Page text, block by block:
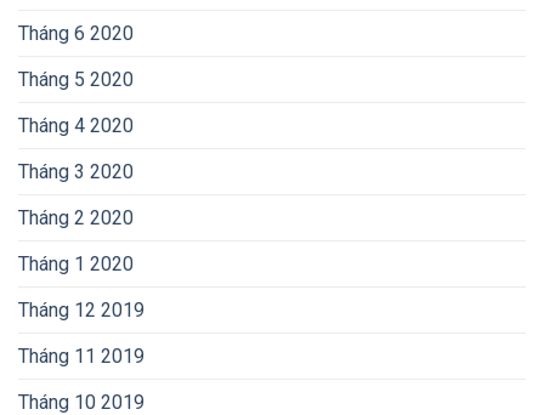
Tháng 6 2020
Tháng 5 2020
Tháng 4 2020
Tháng 3 2020
Tháng 2 2020
Tháng 1 2020
Tháng 12 2019
Tháng 11 2019
Tháng 10 2019